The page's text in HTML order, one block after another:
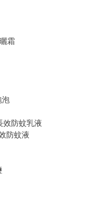
霜
泡
效防蚊乳液
防蚊液